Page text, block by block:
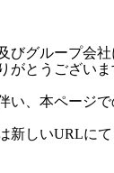
びグループ会
がとうございま
い、本ページ
新しいURLに